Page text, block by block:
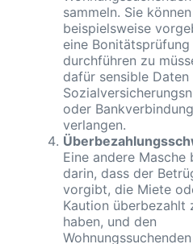
sammeln. Sie können
beispielsweise
eine Bonitätsprüfung
durchführen zu
dafür sensible Daten
oder
verlangen.
Eine andere Masche
darin, dass der
vorgibt, die Miete
Kaution überbezahlt
haben, und den